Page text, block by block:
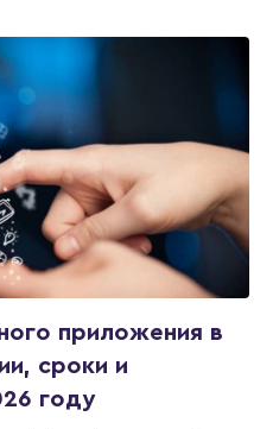
приложения в
сроки и
году